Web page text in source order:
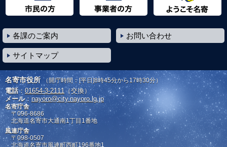
各課のご案内 お問い合わせ
サイトマップ
名寄市役所 （開庁時間：[平日]8時45分から17時30分）
電話：01654-3-2111 （交換）
メール： nayoro@city.nayoro.lg.jp
名寄庁舎
〒096-8686
北海道名寄市大通南1丁目1番地
風連庁舎
〒098-0507
北海道名寄市風連町西町196番地1